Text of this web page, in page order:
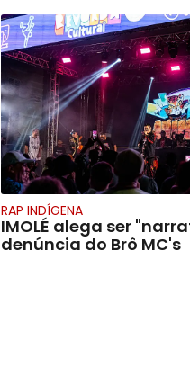
RAP INDÍGENA
IMOLÉ alega ser
denúncia do Brô MC's